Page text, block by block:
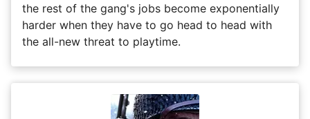
the rest of the gang's jobs become exponentially
harder when they have to go head to head with
the all-new threat to playtime.